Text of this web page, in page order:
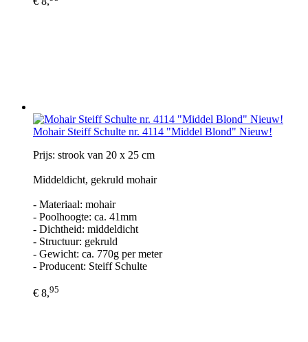
Mohair Steiff Schulte nr. 4114 "Middel Blond" Nieuw!
Prijs: strook van 20 x 25 cm
Middeldicht, gekruld mohair
- Materiaal: mohair
- Poolhoogte: ca. 41mm
- Dichtheid: middeldicht
- Structuur: gekruld
- Gewicht: ca. 770g per meter
- Producent: Steiff Schulte
€ 8,95